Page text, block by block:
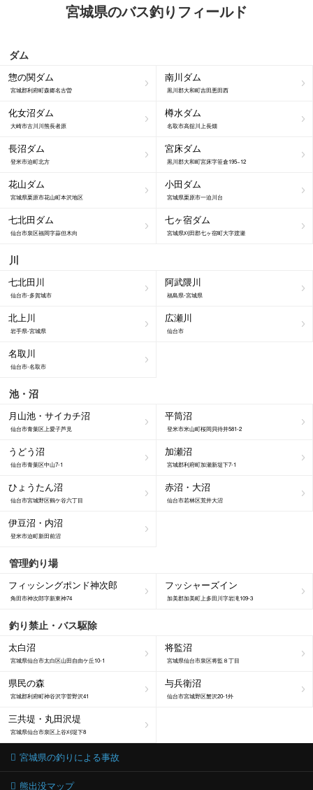
宮城県のバス釣りフィールド
ダム
惣の関ダム
宮城郡利府町森郷名古曽
南川ダム
黒川郡大和町吉田悪田西
化女沼ダム
大崎市古川川熊長者原
樽水ダム
名取市高舘川上長畑
長沼ダム
登米市迫町北方
宮床ダム
黒川郡大和町宮床字笹倉195−12
花山ダム
宮城県栗原市花山町本沢地区
小田ダム
宮城県栗原市一迫川台
七北田ダム
仙台市泉区福岡字蒜但木向
七ヶ宿ダム
宮城県刈田郡七ヶ宿町大字渡瀬
川
七北田川
仙台市-多賀城市
阿武隈川
福島県-宮城県
北上川
岩手県-宮城県
広瀬川
仙台市
名取川
仙台市-名取市
池・沼
月山池・サイカチ沼
仙台市青葉区上愛子芦見
平筒沼
登米市米山町桜岡貝待井581-2
うどう沼
仙台市青葉区中山7-1
加瀬沼
宮城郡利府町加瀬新堤下7-1
ひょうたん沼
仙台市宮城野区鶴ケ谷六丁目
赤沼・大沼
仙台市若林区荒井大沼
伊豆沼・内沼
登米市迫町新田前沼
管理釣り場
フィッシングポンド神次郎
角田市神次郎字新東神74
フッシャーズイン
加美郡加美町上多田川字岩滝109-3
釣り禁止・バス駆除
太白沼
宮城県仙台市太白区山田自由ケ丘10-1
将監沼
宮城県仙台市泉区将監８丁目
県民の森
宮城郡利府町神谷沢字菅野沢41
与兵衛沼
仙台市宮城野区蟹沢20-1外
三共堤・丸田沢堤
宮城県仙台市泉区上谷刈堤下8
宮城県の釣りによる事故
熊出没マップ